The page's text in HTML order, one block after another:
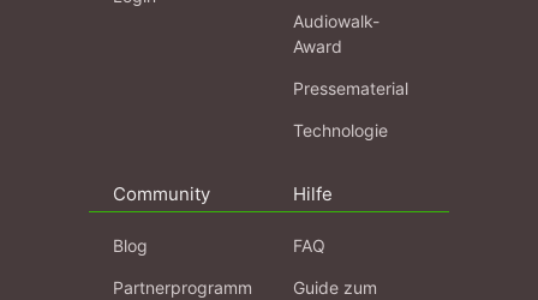
Audiowalk-
Award
Pressematerial
Technologie
Community
Blog
Partnerprogramm
Hilfe
FAQ
Guide zum